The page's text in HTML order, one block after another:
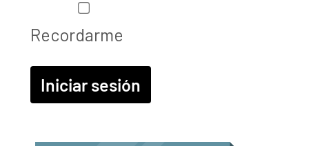
Recordarme